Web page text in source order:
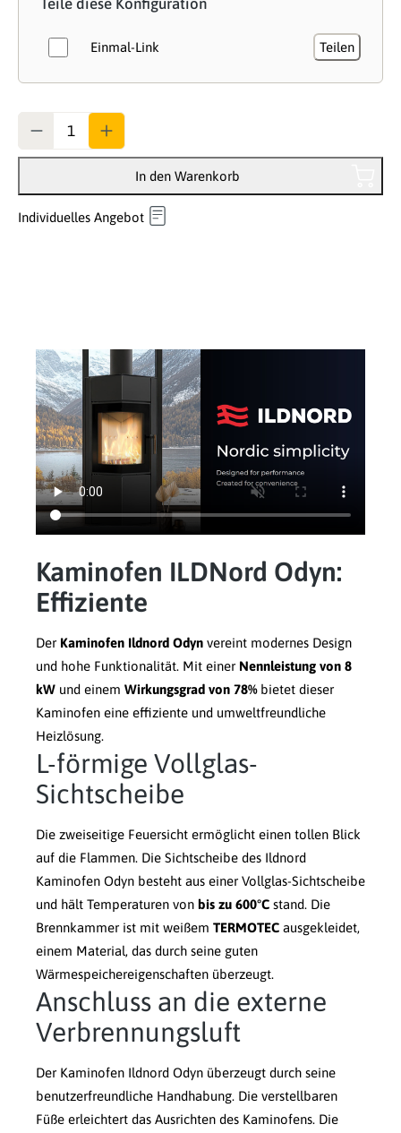
Teile diese Konfiguration
Einmal-Link Teilen
In den Warenkorb
Individuelles Angebot
Kaminofen ILDNord Odyn:
Effiziente
Der Kaminofen Ildnord Odyn vereint modernes Design
und hohe Funktionalität. Mit einer Nennleistung von 8
kW und einem Wirkungsgrad von 78%bietet dieser
Kaminofen eine effiziente und umweltfreundliche
Heizlösung.
L-förmige Vollglas-
Sichtscheibe
Die zweiseitige Feuersicht ermöglicht einen tollen Blick
auf die Flammen. Die Sichtscheibe des Ildnord
Kaminofen Odyn besteht aus einer Vollglas-Sichtscheibe
und hält Temperaturen von bis zu 600°C stand. Die
Brennkammer ist mit weißem TERMOTEC ausgekleidet,
einem Material, das durch seine guten
Wärmespeichereigenschaften überzeugt.
Anschluss an die externe
Verbrennungsluft
Der Kaminofen Ildnord Odyn überzeugt durch seine
benutzerfreundliche Handhabung. Die verstellbaren
Füße erleichtert das Ausrichten des Kaminofens. Die